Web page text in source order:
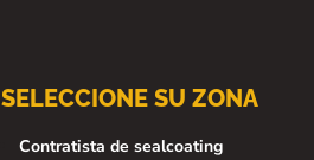
SELECCIONE SU ZONA
Contratista de sealcoating